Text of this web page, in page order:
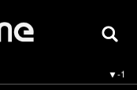
▲5
▲3
▼-1
▼-1